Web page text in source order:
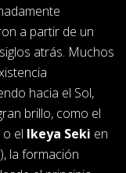
a partir de un
atrás. Muchos
hacia el Sol,
brillo, como el
el Ikeya Seki en
la formación